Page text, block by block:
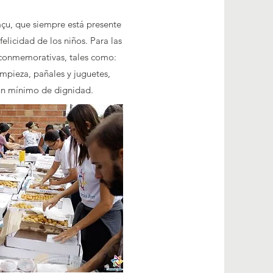
que siempre está presente
de los niños. Para las
tales como:
pañales y juguetes,
mínimo de dignidad.